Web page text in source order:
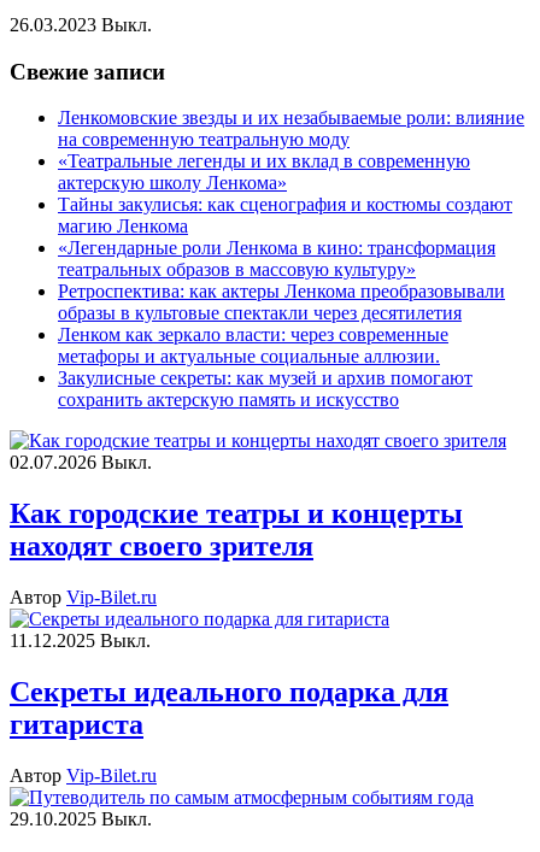
26.03.2023 Выкл.
Свежие записи
Ленкомовские звезды и их незабываемые роли: влияние
на современную театральную моду
«Театральные легенды и их вклад в современную
актерскую школу Ленкома»
Тайны закулисья: как сценография и костюмы создают
магию Ленкома
«Легендарные роли Ленкома в кино: трансформация
театральных образов в массовую культуру»
Ретроспектива: как актеры Ленкома преобразовывали
образы в культовые спектакли через десятилетия
Ленком как зеркало власти: через современные
метафоры и актуальные социальные аллюзии.
Закулисные секреты: как музей и архив помогают
сохранить актерскую память и искусство
02.07.2026 Выкл.
Как городские театры и концерты
находят своего зрителя
Автор Vip-Bilet.ru
11.12.2025 Выкл.
Секреты идеального подарка для
гитариста
Автор Vip-Bilet.ru
29.10.2025 Выкл.